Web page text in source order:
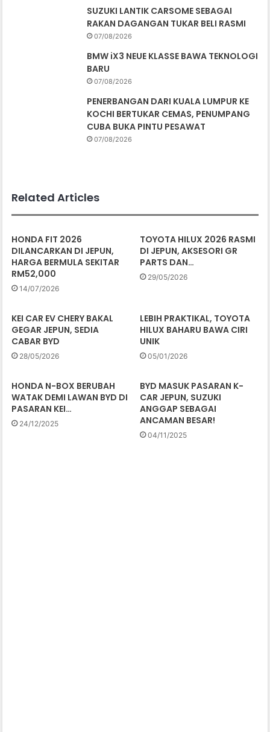
SUZUKI LANTIK CARSOME SEBAGAI
RAKAN DAGANGAN TUKAR BELI RASMI
07/08/2026
BMW iX3 NEUE KLASSE BAWA TEKNOLOGI
BARU
07/08/2026
PENERBANGAN DARI KUALA LUMPUR KE
KOCHI BERTUKAR CEMAS, PENUMPANG
CUBA BUKA PINTU PESAWAT
07/08/2026
Related Articles
HONDA FIT 2026
DILANCARKAN DI JEPUN,
HARGA BERMULA SEKITAR
RM52,000
14/07/2026
TOYOTA HILUX 2026 RASMI
DI JEPUN, AKSESORI GR
PARTS DAN…
29/05/2026
KEI CAR EV CHERY BAKAL
GEGAR JEPUN, SEDIA
CABAR BYD
28/05/2026
LEBIH PRAKTIKAL, TOYOTA
HILUX BAHARU BAWA CIRI
UNIK
05/01/2026
HONDA N-BOX BERUBAH
WATAK DEMI LAWAN BYD DI
PASARAN KEI…
24/12/2025
BYD MASUK PASARAN K-
CAR JEPUN, SUZUKI
ANGGAP SEBAGAI
ANCAMAN BESAR!
04/11/2025